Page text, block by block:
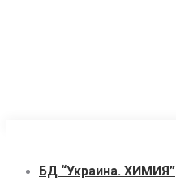
содержанию
БД “Украина. ХИМИЯ”